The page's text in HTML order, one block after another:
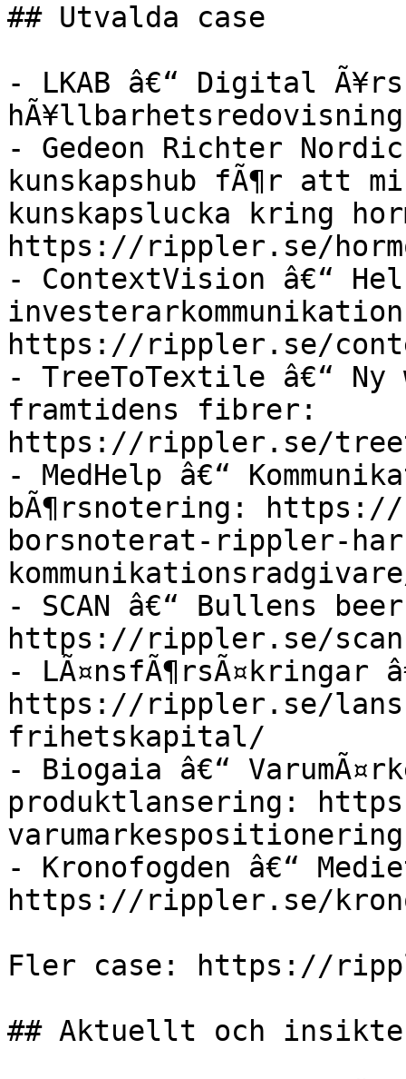
## Utvalda case
- LKAB â€“ Digital
- Gedeon Richter
kunskapshub fÃ¶r att
kunskapslucka kring
https://rippler.se/
- ContextVision â€“
https://rippler.se/
- TreeToTextile â€“ Ny
framtidens fibrer:
https://rippler.se/
- MedHelp â€“
bÃ¶rsnotering:
borsnoterat-rippler-
- SCAN â€“ Bullens
https://rippler.se/
-
https://rippler.se/
frihetskapital/
- Biogaia â€“
produktlansering:
- Kronofogden â€“
https://rippler.se/
Fler case: https://
## Aktuellt och